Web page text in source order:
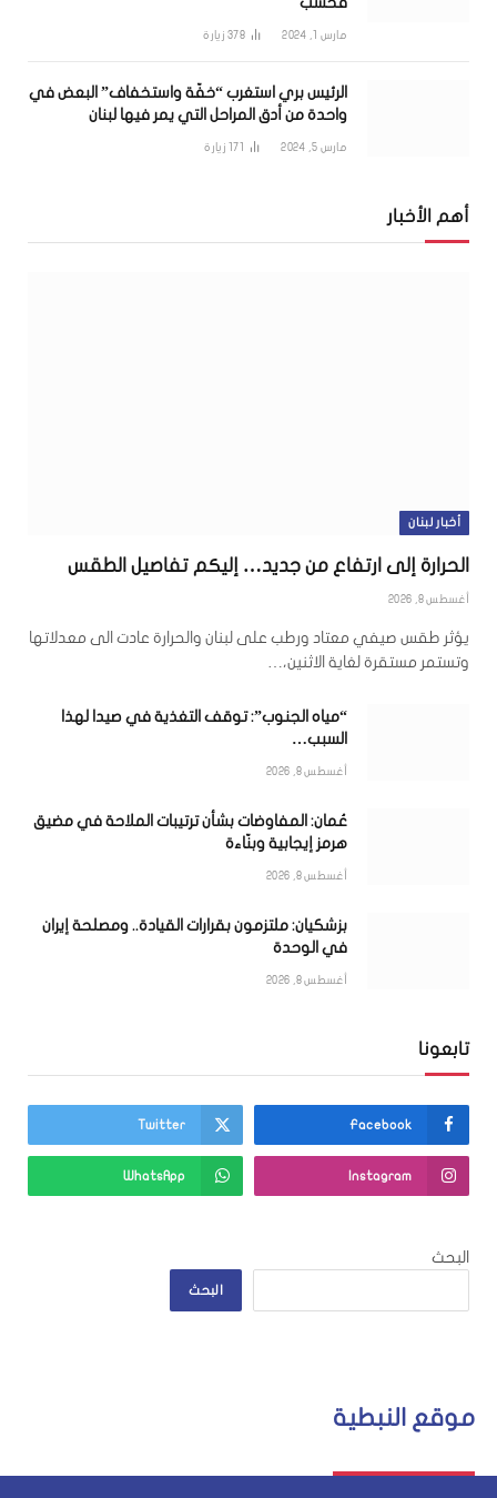
مارس 1, 2024 378 زيارة
الرئيس بري استغرب “خفّة واستخفاف” البعض في
واحدة من أدق المراحل التي يمر فيها لبنان
مارس 5, 2024 171 زيارة
أهم الأخبار
أخبار لبنان
الحرارة إلى ارتفاع من جديد… إليكم تفاصيل الطقس
أغسطس 8, 2026
يؤثر طقس صيفي معتاد ورطب على لبنان والحرارة عادت الى معدلاتها
وتستمر مستقرة لغاية الاثنين،…
“مياه الجنوب”: توقف التغذية في صيدا لهذا
السبب…
أغسطس 8, 2026
عُمان: المفاوضات بشأن ترتيبات الملاحة في مضيق
هرمز إيجابية وبنّاءة
أغسطس 8, 2026
بزشكيان: ملتزمون بقرارات القيادة.. ومصلحة إيران
في الوحدة
أغسطس 8, 2026
تابعونا
Facebook
Twitter
Instagram
WhatsApp
البحث
البحث
موقع النبطية